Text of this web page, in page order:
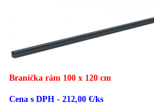
Branička rám 100 x 120 cm
Cena s DPH - 212,00 €/ks